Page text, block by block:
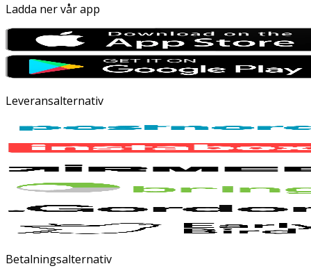
Ladda ner vår app
Leveransalternativ
Betalningsalternativ